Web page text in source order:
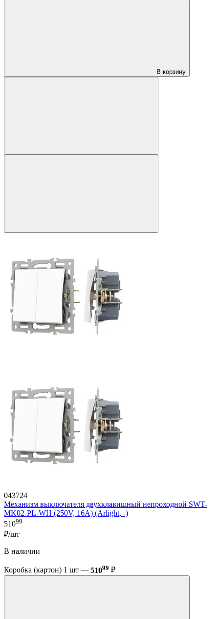
В корзину
043724
Механизм выключателя двухклавишный непроходной SWT-
MK02-PL-WH (250V, 16A) (Arlight, -)
51099
₽/шт
В наличии
Коробка (картон) 1 шт — 51099 ₽